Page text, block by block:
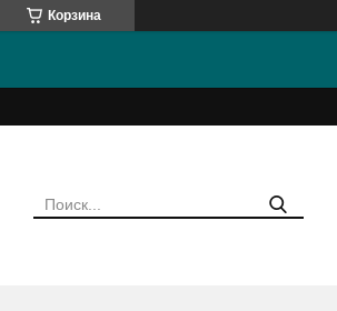
Корзина